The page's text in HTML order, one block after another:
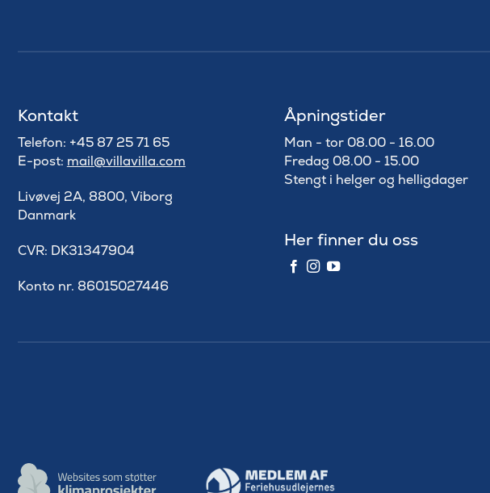
Kontakt
Telefon: +45 87 25 71 65
E-post: mail@villavilla.com
Livøvej 2A, 8800, Viborg
Danmark
​CVR: DK31347904
Konto nr. 86015027446
Åpningstider
Man - tor 08.00 - 16.00
Fredag 08.00 - 15.00
Stengt i helger og helligdager
Her finner du oss